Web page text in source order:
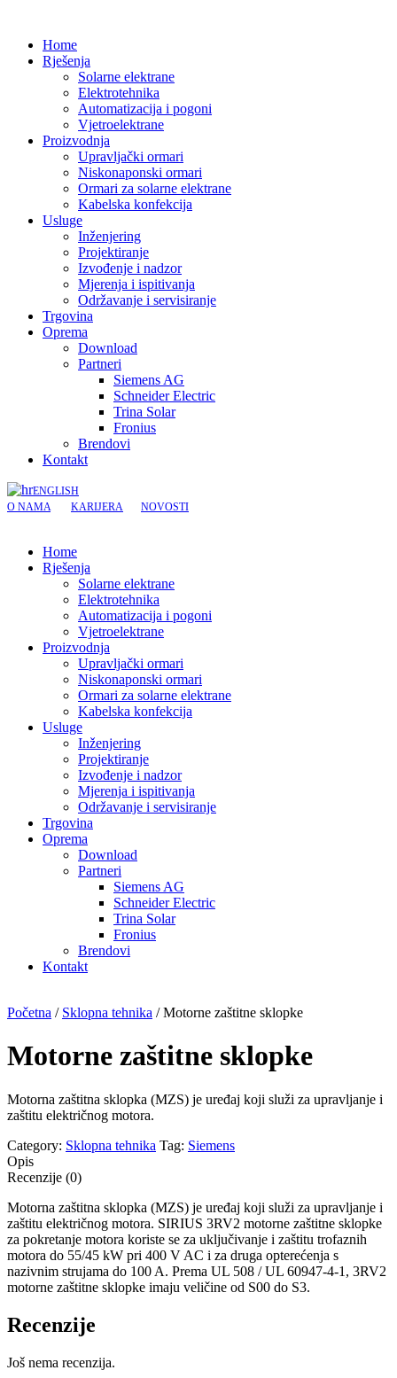
Home
Rješenja
Solarne elektrane
Elektrotehnika
Automatizacija i pogoni
Vjetroelektrane
Proizvodnja
Upravljački ormari
Niskonaponski ormari
Ormari za solarne elektrane
Kabelska konfekcija
Usluge
Inženjering
Projektiranje
Izvođenje i nadzor
Mjerenja i ispitivanja
Održavanje i servisiranje
Trgovina
Oprema
Download
Partneri
Siemens AG
Schneider Electric
Trina Solar
Fronius
Brendovi
Kontakt
ENGLISH
O NAMA
KARIJERA NOVOSTI
Home
Rješenja
Solarne elektrane
Elektrotehnika
Automatizacija i pogoni
Vjetroelektrane
Proizvodnja
Upravljački ormari
Niskonaponski ormari
Ormari za solarne elektrane
Kabelska konfekcija
Usluge
Inženjering
Projektiranje
Izvođenje i nadzor
Mjerenja i ispitivanja
Održavanje i servisiranje
Trgovina
Oprema
Download
Partneri
Siemens AG
Schneider Electric
Trina Solar
Fronius
Brendovi
Kontakt
Početna / Sklopna tehnika / Motorne zaštitne sklopke
Motorne zaštitne sklopke
Motorna zaštitna sklopka (MZS) je uređaj koji služi za upravljanje i
zaštitu električnog motora.
Category: Sklopna tehnika Tag: Siemens
Opis
Recenzije (0)
Motorna zaštitna sklopka (MZS) je uređaj koji služi za upravljanje i
zaštitu električnog motora. SIRIUS 3RV2 motorne zaštitne sklopke
za pokretanje motora koriste se za uključivanje i zaštitu trofaznih
motora do 55/45 kW pri 400 V AC i za druga opterećenja s
nazivnim strujama do 100 A. Prema UL 508 / UL 60947-4-1, 3RV2
motorne zaštitne sklopke imaju veličine od S00 do S3.
Recenzije
Još nema recenzija.